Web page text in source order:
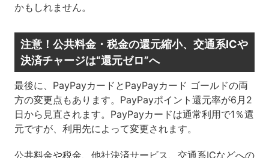
かもしれません。
注意！公共料金・税金の還元縮小、交通系ICや
決済チャージは“還元ゼロ”へ
最後に、PayPayカードとPayPayカード ゴールドの両
方の変更点もあります。PayPayポイント還元率が6月2
日から見直されます。PayPayカードは通常利用で1％還
元ですが、利用先によって変更されます。
公共料金や税金、他社決済サービス、交通系ICなどへの